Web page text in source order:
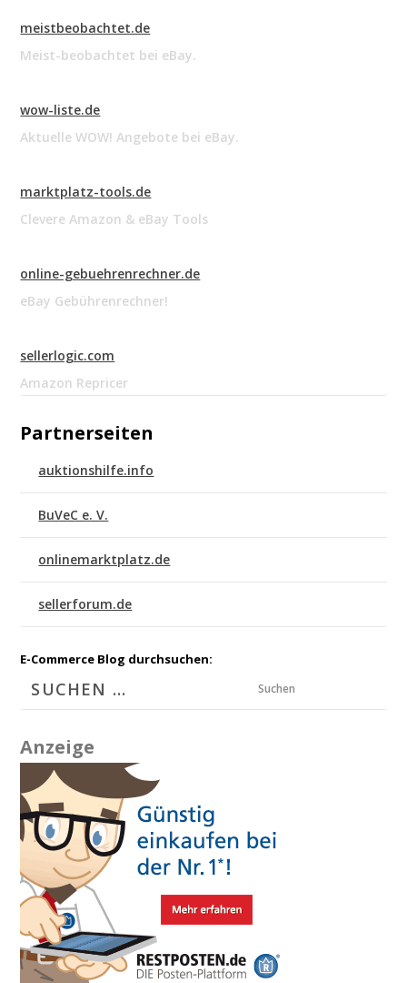
meistbeobachtet.de
Meist-beobachtet bei eBay.
wow-liste.de
Aktuelle WOW! Angebote bei eBay.
marktplatz-tools.de
Clevere Amazon & eBay Tools
online-gebuehrenrechner.de
eBay Gebührenrechner!
sellerlogic.com
Amazon Repricer
Partnerseiten
auktionshilfe.info
BuVeC e. V.
onlinemarktplatz.de
sellerforum.de
E-Commerce Blog durchsuchen:
Suchen
Anzeige